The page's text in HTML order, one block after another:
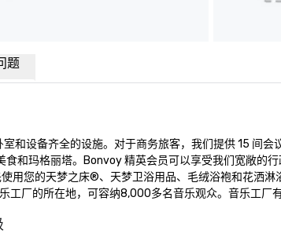
题
和设备齐全的设施。对于商务旅客，我们提供 15 间
和玛格丽塔。Bonvoy 精英会员可以享受我们宽敞的
用您的天梦之床®、天梦卫浴用品、毛绒浴袍和花洒淋
厂的所在地，可容纳8,000多名音乐观众。音乐工厂